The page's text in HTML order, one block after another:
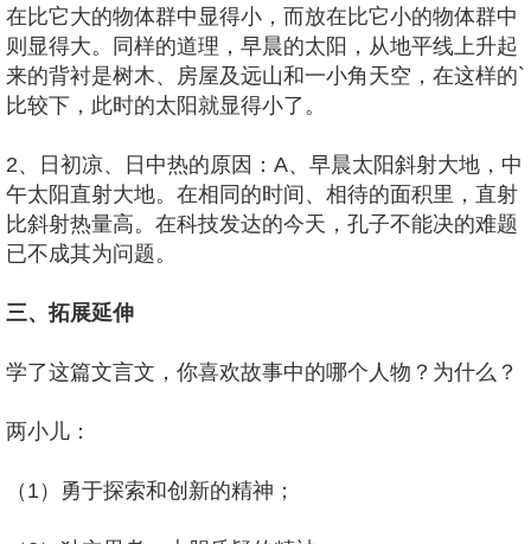
在比它大的物体群中显得小，而放在比它小的物体群中
则显得大。同样的道理，早晨的太阳，从地平线上升起
来的背衬是树木、房屋及远山和一小角天空，在这样的`
比较下，此时的太阳就显得小了。
2、日初凉、日中热的原因：A、早晨太阳斜射大地，中
午太阳直射大地。在相同的时间、相待的面积里，直射
比斜射热量高。在科技发达的今天，孔子不能决的难题
已不成其为问题。
三、拓展延伸
学了这篇文言文，你喜欢故事中的哪个人物？为什么？
两小儿：
（1）勇于探索和创新的精神；